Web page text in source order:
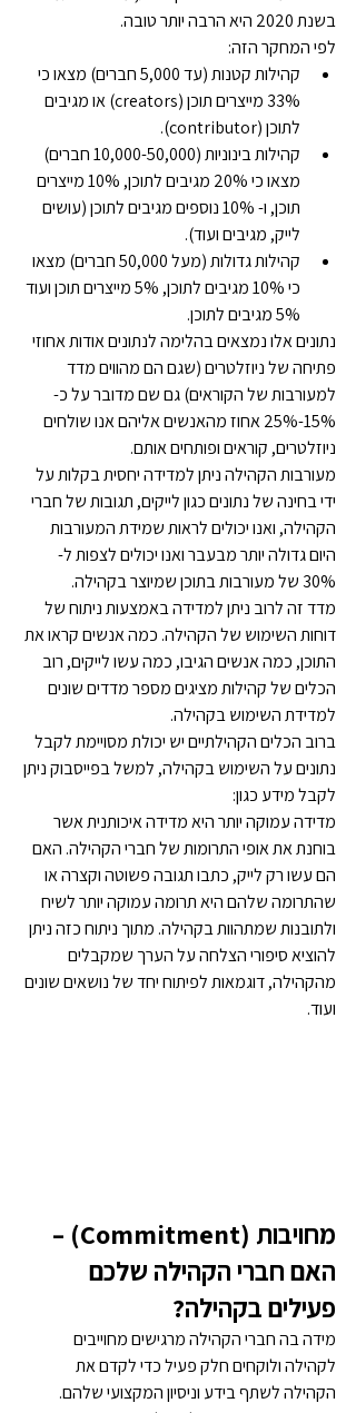
בשנת 2020 היא הרבה יותר טובה.
לפי המחקר הזה:
קהילות קטנות (עד 5,000 חברים) מצאו כי
33% מייצרים תוכן (creators) או מגיבים
לתוכן (contributor).
קהילות בינוניות (10,000-50,000 חברים)
מצאו כי 20% מגיבים לתוכן, 10% מייצרים
תוכן, ו- 10% נוספים מגיבים לתוכן (עושים
לייק, מגיבים ועוד).
קהילות גדולות (מעל 50,000 חברים) מצאו
כי 10% מגיבים לתוכן, 5% מייצרים תוכן ועוד
5% מגיבים לתוכן.
נתונים אלו נמצאים בהלימה לנתונים אודות אחוזי
פתיחה של ניוזלטרים (שגם הם מהווים מדד
למעורבות של הקוראים) גם שם מדובר על כ-
15%-25% אחוז מהאנשים אליהם אנו שולחים
ניוזלטרים, קוראים ופותחים אותם.
מעורבות הקהילה ניתן למדידה יחסית בקלות על
ידי בחינה של נתונים כגון לייקים, תגובות של חברי
הקהילה, ואנו יכולים לראות שמידת המעורבות
היום גדולה יותר מבעבר ואנו יכולים לצפות ל-
30% של מעורבות בתוכן שמיוצר בקהילה.
מדד זה לרוב ניתן למדידה באמצעות ניתוח של
דוחות השימוש של הקהילה. כמה אנשים קראו את
התוכן, כמה אנשים הגיבו, כמה עשו לייקים, רוב
הכלים של קהילות מציגים מספר מדדים שונים
למדידת השימוש בקהילה.
ברוב הכלים הקהילתיים יש יכולת מסויימת לקבל
נתונים על השימוש בקהילה, למשל בפייסבוק ניתן
לקבל מידע כגון:
מדידה עמוקה יותר היא מדידה איכותנית אשר
בוחנת את אופי התרומות של חברי הקהילה. האם
הם עשו רק לייק, כתבו תגובה פשוטה וקצרה או
שהתרומה שלהם היא תרומה עמוקה יותר לשיח
ולתובנות שמתהוות בקהילה. מתוך ניתוח כזה ניתן
להוציא סיפורי הצלחה על הערך שמקבלים
מהקהילה, דוגמאות לפיתוח יחד של נושאים שונים
ועוד.
מחויבות (Commitment)
–
האם חברי הקהילה שלכם
פעילים בקהילה?
מידה בה חברי הקהילה מרגישים מחוייבים
לקהילה ולוקחים חלק פעיל כדי לקדם את
הקהילה לשתף בידע וניסיון המקצועי שלהם.